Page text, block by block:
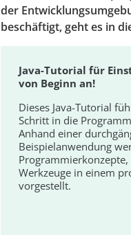
der
beschäftigt, geht es in
Java-Tutorial für
von Beginn an!
Dieses Java-Tutorial
Schritt in die
Anhand einer
Beispielanwendung
Werkzeuge in einem
vorgestellt.